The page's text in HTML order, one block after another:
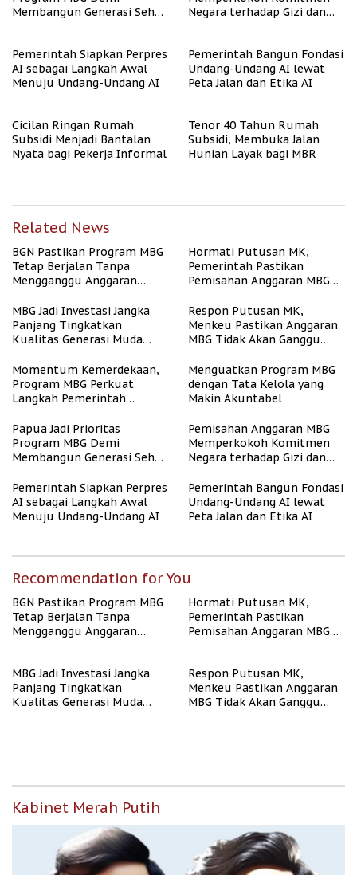
Membangun Generasi Sehat
Negara terhadap Gizi dan
Pemerintah Siapkan Perpres
AI sebagai Langkah Awal
Menuju Undang-Undang AI
Pemerintah Bangun Fondasi
Undang-Undang AI lewat
Peta Jalan dan Etika AI
Cicilan Ringan Rumah
Subsidi Menjadi Bantalan
Nyata bagi Pekerja Informal
Tenor 40 Tahun Rumah
Subsidi, Membuka Jalan
Hunian Layak bagi MBR
Related News
BGN Pastikan Program MBG
Tetap Berjalan Tanpa
Mengganggu Anggaran
Hormati Putusan MK,
Pemerintah Pastikan
Pemisahan Anggaran MBG
MBG Jadi Investasi Jangka
Panjang Tingkatkan
Kualitas Generasi Muda
Respon Putusan MK,
Menkeu Pastikan Anggaran
MBG Tidak Akan Ganggu
Momentum Kemerdekaan,
Program MBG Perkuat
Langkah Pemerintah
Menguatkan Program MBG
dengan Tata Kelola yang
Makin Akuntabel
Papua Jadi Prioritas
Program MBG Demi
Membangun Generasi Sehat
Pemisahan Anggaran MBG
Memperkokoh Komitmen
Negara terhadap Gizi dan
Pemerintah Siapkan Perpres
AI sebagai Langkah Awal
Menuju Undang-Undang AI
Pemerintah Bangun Fondasi
Undang-Undang AI lewat
Peta Jalan dan Etika AI
Recommendation for You
BGN Pastikan Program MBG
Tetap Berjalan Tanpa
Mengganggu Anggaran
Hormati Putusan MK,
Pemerintah Pastikan
Pemisahan Anggaran MBG
MBG Jadi Investasi Jangka
Panjang Tingkatkan
Kualitas Generasi Muda
Respon Putusan MK,
Menkeu Pastikan Anggaran
MBG Tidak Akan Ganggu
Kabinet Merah Putih